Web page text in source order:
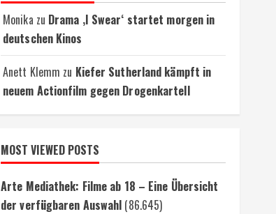
Monika zu Drama ‚I Swear‘ startet morgen in
deutschen Kinos
Anett Klemm zu Kiefer Sutherland kämpft in
neuem Actionfilm gegen Drogenkartell
MOST VIEWED POSTS
Arte Mediathek: Filme ab 18 – Eine Übersicht
der verfügbaren Auswahl (86.645)